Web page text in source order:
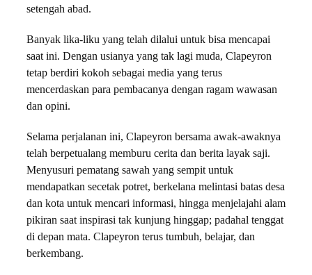
setengah abad.
Banyak lika-liku yang telah dilalui untuk bisa mencapai
saat ini. Dengan usianya yang tak lagi muda, Clapeyron
tetap berdiri kokoh sebagai media yang terus
mencerdaskan para pembacanya dengan ragam wawasan
dan opini.
Selama perjalanan ini, Clapeyron bersama awak-awaknya
telah berpetualang memburu cerita dan berita layak saji.
Menyusuri pematang sawah yang sempit untuk
mendapatkan secetak potret, berkelana melintasi batas desa
dan kota untuk mencari informasi, hingga menjelajahi alam
pikiran saat inspirasi tak kunjung hinggap; padahal tenggat
di depan mata. Clapeyron terus tumbuh, belajar, dan
berkembang.